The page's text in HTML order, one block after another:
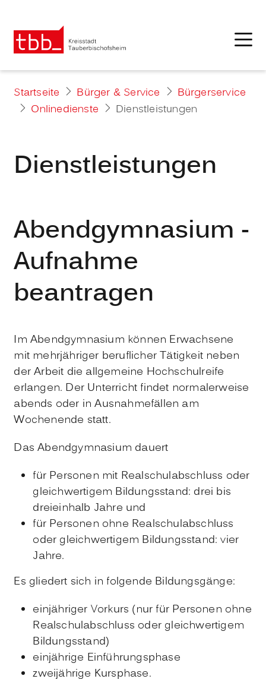
Startseite Bürger & Service
Bürgerservice
Onlinedienste
Dienstleistungen
Dienstleistungen
Abendgymnasium -
Aufnahme
beantragen
Im Abendgymnasium können Erwachsene
mit mehrjähriger beruflicher Tätigkeit neben
der Arbeit die allgemeine Hochschulreife
erlangen. Der Unterricht findet normalerweise
abends oder in Ausnahmefällen am
Wochenende statt.
Das Abendgymnasium dauert
für Personen mit Realschulabschluss oder
gleichwertigem Bildungsstand: drei bis
dreieinhalb Jahre und
für Personen ohne Realschulabschluss
oder gleichwertigem Bildungsstand: vier
Jahre.
Es gliedert sich in folgende Bildungsgänge:
einjähriger Vorkurs (nur für Personen ohne
Realschulabschluss oder gleichwertigem
Bildungsstand)
einjährige Einführungsphase
zweijährige Kursphase.